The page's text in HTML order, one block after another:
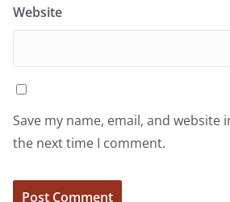
Website
Save my name, email, and
the next time I comment.